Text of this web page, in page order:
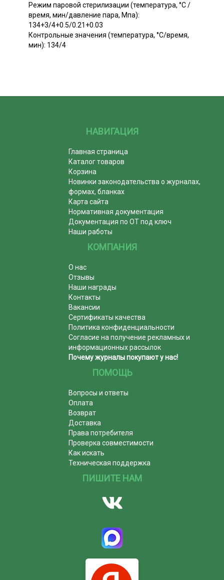
Режим паровой стерилизации (температура, °С /
время, мин/давление пара, Мпа):
134+3/4+0.5/0.21+0.03
Контрольные значения (температура, °С/время,
мин): 134/4
НАВИГАЦИЯ
Главная страница
Каталог товаров
Корзина
Новинки законодательства о журналах,
формах, бланках
Карта сайта
Нормативная документация
Документация по ОТ под ключ
Наши работы
КОМПАНИЯ
О нас
Отзывы
Наши награды
Контакты
Вакансии
Сертификаты качества
Политика конфиденциальности
Согласие на получение рекламных и
информационных рассылок
Почему журналы покупают у нас!
ПОМОЩЬ
Вопросы и ответы
Оплата
Возврат
Доставка
Права потребителя
Проверка совместимости
Как искать
Техническая поддержка
ПИШИТЕ НАМ